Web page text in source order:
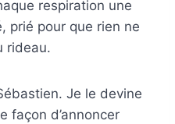
respiration une
prié pour que rien ne
rideau.
Je le devine
façon d’annoncer